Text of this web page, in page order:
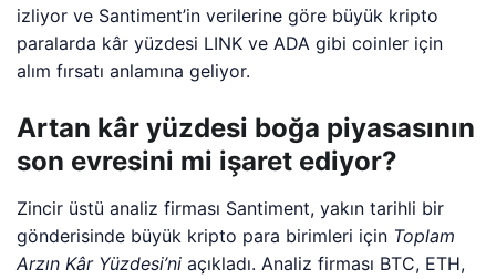
izliyor ve Santiment’in verilerine göre büyük kripto
paralarda kâr yüzdesi LINK ve ADA gibi coinler için
alım fırsatı anlamına geliyor.
Artan kâr yüzdesi boğa piyasasının
son evresini mi işaret ediyor?
Zincir üstü analiz firması Santiment, yakın tarihli bir
gönderisinde büyük kripto para birimleri için Toplam
Arzın Kâr Yüzdesi’ni açıkladı. Analiz firması BTC, ETH,